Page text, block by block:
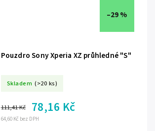
–29 %
Pouzdro Sony Xperia XZ průhledné "S"
Skladem (>20 ks)
64,60 Kč bez DPH
111,41 Kč 78,16 Kč